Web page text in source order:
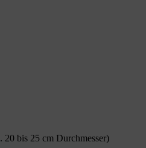
20 bis 25 cm Durchmesser)